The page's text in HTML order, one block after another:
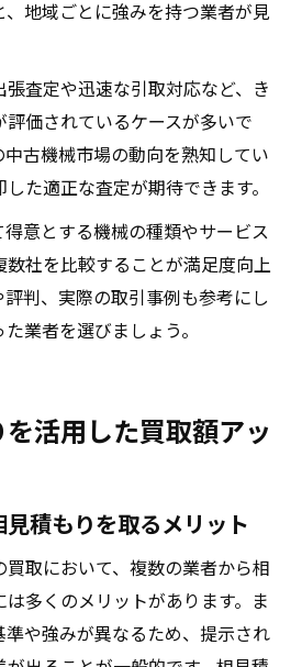
地域ごとに強みを持つ業者が見
査定や迅速な引取対応など、き
価されているケースが多いで
古機械市場の動向を熟知してい
た適正な査定が期待できます。
意とする機械の種類やサービス
社を比較することが満足度向上
判、実際の取引事例も参考にし
業者を選びましょう。
活用した買取額アッ
積もりを取るメリット
取において、複数の業者から相
多くのメリットがあります。ま
や強みが異なるため、提示され